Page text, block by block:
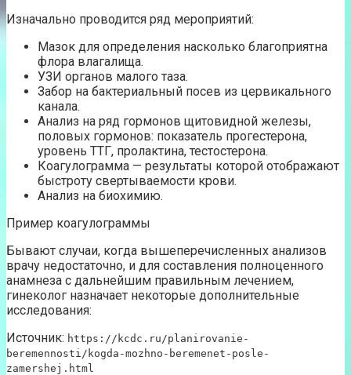
Изначально проводится ряд мероприятий:
Мазок для определения насколько благоприятна
флора влагалища.
УЗИ органов малого таза.
Забор на бактериальный посев из цервикального
канала.
Анализ на ряд гормонов щитовидной железы,
половых гормонов: показатель прогестерона,
уровень ТТГ, пролактина, тестостерона.
Коагулограмма — результаты которой отображают
быстроту свертываемости крови.
Анализ на биохимию.
Пример коагулограммы
Бывают случаи, когда вышеперечисленных анализов
врачу недостаточно, и для составления полноценного
анамнеза с дальнейшим правильным лечением,
гинеколог назначает некоторые дополнительные
исследования:
Источник: https://kcdc.ru/planirovanie-
beremennosti/kogda-mozhno-beremenet-posle-
zamershej.html